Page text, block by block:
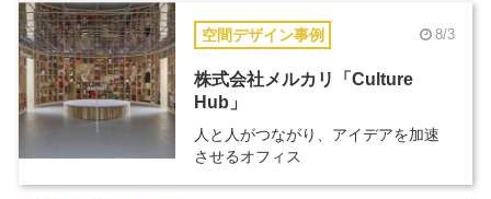
空間デザイン事例 8/3
株式会社メルカリ「Culture
Hub」
人と人がつながり、アイデアを加速
させるオフィス